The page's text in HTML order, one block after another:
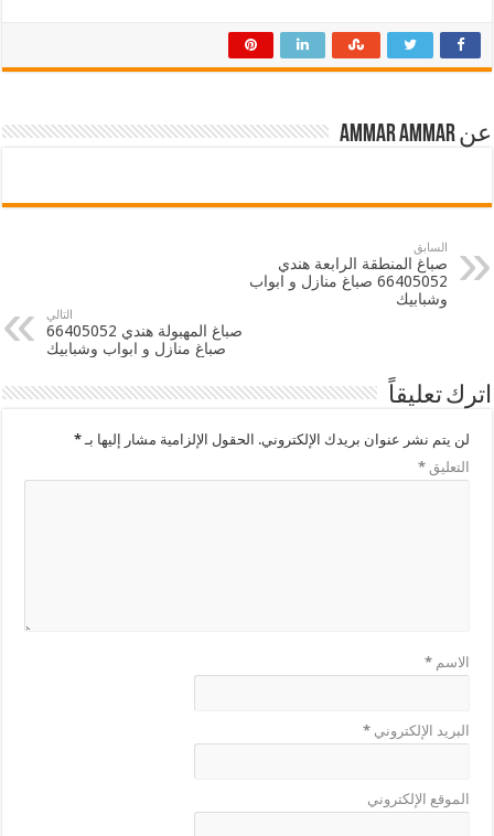
عن ammar ammar
السابق
صباغ المنطقة الرابعة هندي
66405052 صباغ منازل و ابواب
وشبابيك
التالي
صباغ المهبولة هندي 66405052
صباغ منازل و ابواب وشبابيك
اترك تعليقاً
لن يتم نشر عنوان بريدك الإلكتروني. الحقول الإلزامية مشار إليها بـ*
التعليق*
الاسم*
البريد الإلكتروني*
الموقع الإلكتروني